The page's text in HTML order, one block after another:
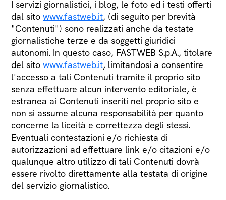
I servizi giornalistici, i blog, le foto ed i testi offerti
dal sito www.fastweb.it, (di seguito per brevità
"Contenuti") sono realizzati anche da testate
giornalistiche terze e da soggetti giuridici
autonomi. In questo caso, FASTWEB S.p.A., titolare
del sito www.fastweb.it, limitandosi a consentire
l'accesso a tali Contenuti tramite il proprio sito
senza effettuare alcun intervento editoriale, è
estranea ai Contenuti inseriti nel proprio sito e
non si assume alcuna responsabilità per quanto
concerne la liceità e correttezza degli stessi.
Eventuali contestazioni e/o richiesta di
autorizzazioni ad effettuare link e/o citazioni e/o
qualunque altro utilizzo di tali Contenuti dovrà
essere rivolto direttamente alla testata di origine
del servizio giornalistico.